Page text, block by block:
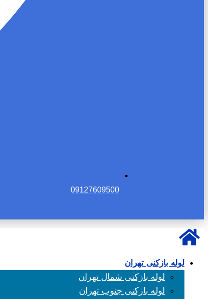
09127609500
لوله بازکنی تهران
لوله بازکنی شمال تهران
لوله بازکنی جنوب تهران